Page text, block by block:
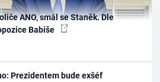
ANO, smál se Staněk. Dle
Babiše
Prezidentem bude exšéf